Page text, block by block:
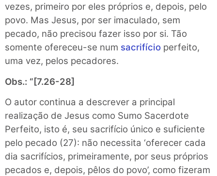
vezes, primeiro por eles próprios e, depois, pelo
povo. Mas Jesus, por ser imaculado, sem
pecado, não precisou fazer isso por si. Tão
somente ofereceu-se num sacrifício perfeito,
uma vez, pelos pecadores.
Obs.: “[7.26-28]
O autor continua a descrever a principal
realização de Jesus como Sumo Sacerdote
Perfeito, isto é, seu sacrifício único e suficiente
pelo pecado (27): não necessita ‘oferecer cada
dia sacrifícios, primeiramente, por seus próprios
pecados e, depois, pêlos do povo’, como fizeram